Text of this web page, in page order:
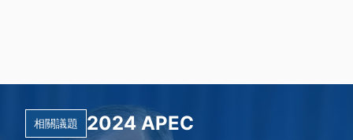
相關議題 2024 APEC